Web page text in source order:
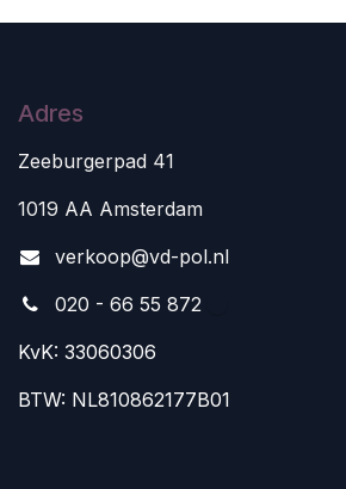
Adres
Zeeburgerpad 41
1019 AA Amsterdam
verkoop@vd-pol.nl
020 - 66 55 872
KvK: 33060306
BTW: NL810862177B01